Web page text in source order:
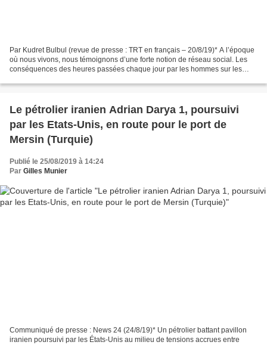
Par Kudret Bulbul (revue de presse : TRT en français – 20/8/19)* A l’époque
où nous vivons, nous témoignons d’une forte notion de réseau social. Les
conséquences des heures passées chaque jour par les hommes sur les
Le pétrolier iranien Adrian Darya 1, poursuivi
par les Etats-Unis, en route pour le port de
Mersin (Turquie)
Publié le 25/08/2019 à 14:24
Par Gilles Munier
Communiqué de presse : News 24 (24/8/19)* Un pétrolier battant pavillon
iranien poursuivi par les États-Unis au milieu de tensions accrues entre